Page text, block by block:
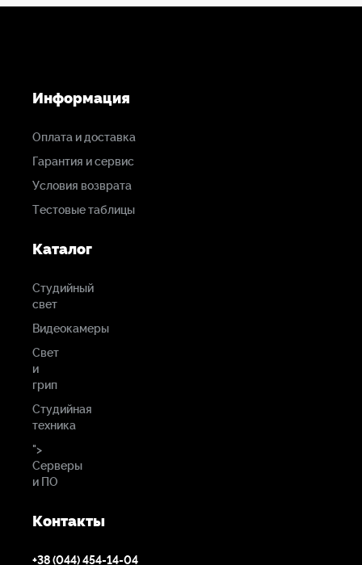
Информация
Оплата и доставка
Гарантия и сервис
Условия возврата
Тестовые таблицы
Каталог
Студийный
свет
Видеокамеры
Свет
и
грип
Студийная
техника
">
Серверы
и ПО
Контакты
+38 (044) 454-14-04